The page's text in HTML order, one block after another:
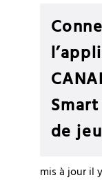
de jeu
mis à jour il